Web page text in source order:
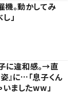
。動かしてみ
」
に違和感。→直
』に…「息子くん
いましたww」